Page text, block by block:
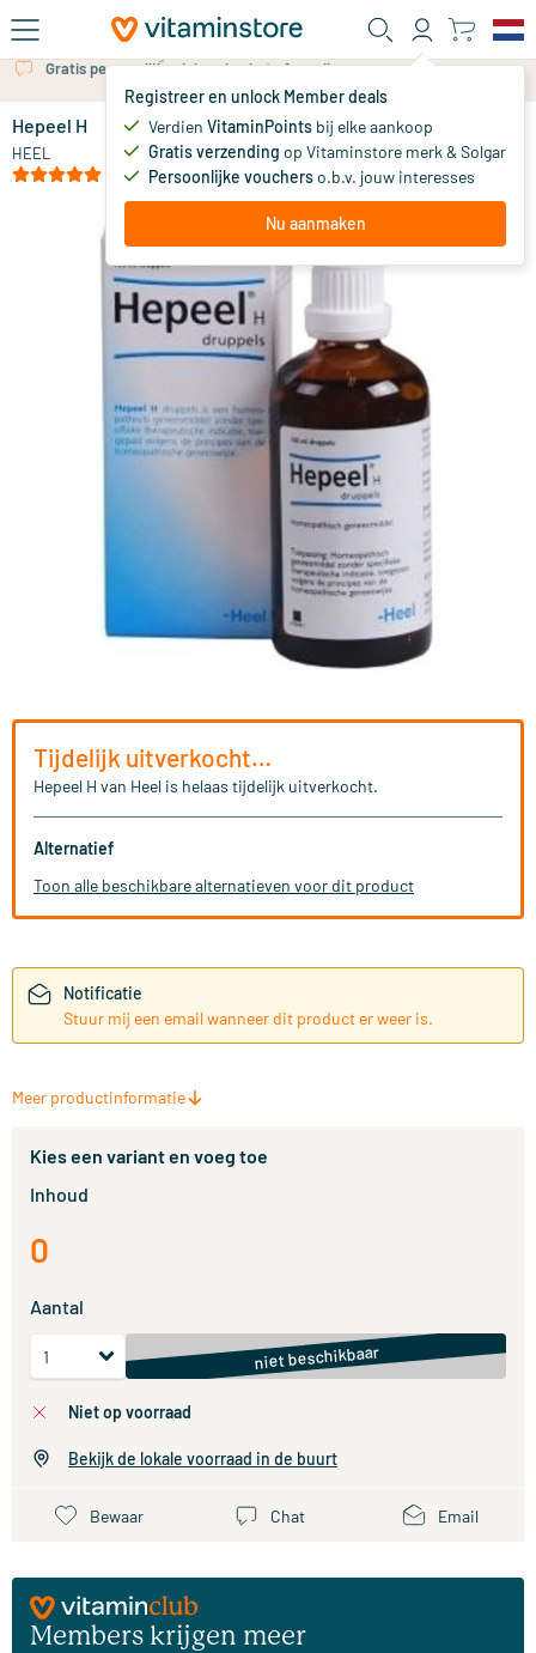
Ga naar de hoofdinhoud
Registreer en unlock Member deals
Verdien VitaminPoints bij elke aankoop
Gratis verzending op Vitaminstore merk & Solgar
Persoonlijke voucherso.b.v. jouw interesses
Nu aanmaken
Gratis persoonlijk advies via chat of email
Hepeel H
HEEL
Tijdelijk uitverkocht…
Hepeel H van Heel is helaas tijdelijk uitverkocht.
Alternatief
Toon alle beschikbare alternatieven voor dit product
Notificatie
Stuur mij een email wanneer dit product er weer is.
Meer productinformatie
Kies een variant en voeg toe
Inhoud
0
Aantal
niet beschikbaar
niet op voorraad
Bekijk de lokale voorraad in de buurt
Bewaar Chat Email
Members krijgen meer